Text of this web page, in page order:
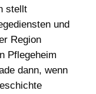
stellt
und
Region
Pflegeheim
dann, wenn